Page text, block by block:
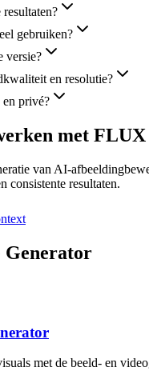
gebruiken?
versie?
en resolutie?
privé?
met
van AI-
consistente resultaten.
Generator
met de beeld- en